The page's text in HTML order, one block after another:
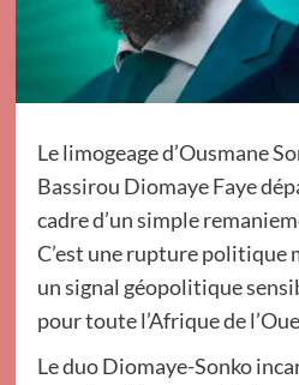
Le limogeage d’Ousmane
Bassirou Diomaye Faye
cadre d’un simple
C’est une rupture politique
un signal géopolitique
pour toute l’Afrique de
Le duo Diomaye-Sonko